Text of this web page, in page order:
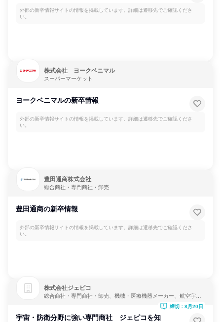
外部の新卒情報サイトの情報を掲載しています。詳細は遷移先でご確認くださ
い。
株式会社 ヨークベニマル
スーパーマーケット
ヨークベニマルの新卒情報
外部の新卒情報サイトの情報を掲載しています。詳細は遷移先でご確認くださ
い。
豊田通商株式会社
総合商社・専門商社・卸売
豊田通商の新卒情報
外部の新卒情報サイトの情報を掲載しています。詳細は遷移先でご確認くださ
い。
株式会社ジェピコ
総合商社・専門商社・卸売、機械・医療機器メーカー、航空宇
宇宙・防衛分野に強い専門商社 ジェピコを知
締切：8月20日